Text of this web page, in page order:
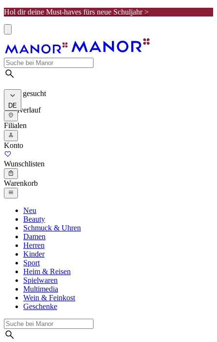
Hol dir deine Must-haves fürs neue Schuljahr >
Meist gesucht
Suchverlauf
DE
Filialen
Konto
Wunschlisten
Warenkorb
Neu
Beauty
Schmuck & Uhren
Damen
Herren
Kinder
Sport
Heim & Reisen
Spielwaren
Multimedia
Wein & Feinkost
Geschenke